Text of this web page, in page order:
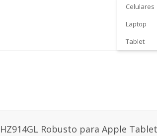
Celulares
Laptop
Tablet
Robusto para Apple